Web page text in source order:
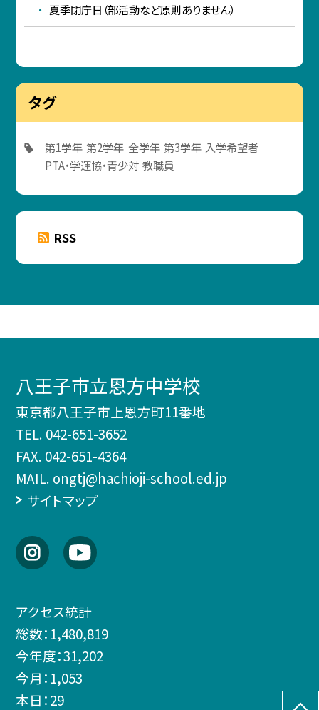
夏季閉庁日（部活動など原則ありません）
タグ
第1学年 第2学年 全学年 第3学年 入学希望者
PTA・学運協・青少対 教職員
RSS
八王子市立恩方中学校
東京都八王子市上恩方町11番地
TEL. 042-651-3652
FAX. 042-651-4364
MAIL. ongtj@hachioji-school.ed.jp
サイトマップ
アクセス統計
総数： 1,480,819
今年度：31,202
今月： 1,053
本日：29